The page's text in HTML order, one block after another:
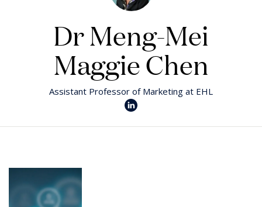
Dr Meng-Mei
Maggie Chen
Assistant Professor of Marketing at EHL